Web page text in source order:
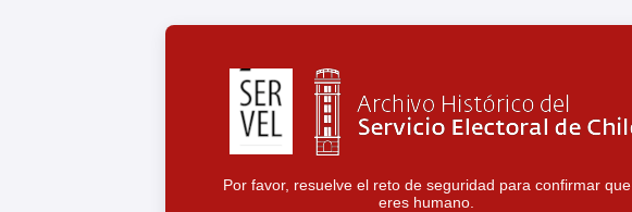
Por favor, resuelve el reto de seguridad para confirmar que
eres humano.